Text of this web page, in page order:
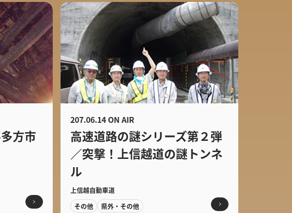
方市
207.06.14 ON AIR
高速道路の謎シリーズ第２弾
／突撃！上信越道の謎トンネ
ル
上信越自動車道
その他
県外・その他